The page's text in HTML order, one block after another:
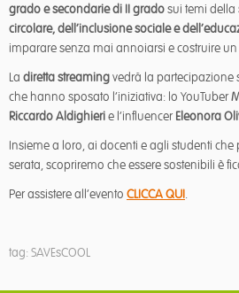
grado e secondarie di II gradosui temi della
circolare, dell’inclusione sociale e
imparare senza mai annoiarsi e costruire
La diretta streamingvedrà la partecipazione
che hanno sposato l’iniziativa: lo YouTuber
Riccardo Aldighierie l’influencer Eleonora
Insieme a loro, ai docenti e agli studenti
serata, scopriremo che essere sostenibili è
Per assistere all’evento CLICCA QUI.
tag: SAVEsCOOL